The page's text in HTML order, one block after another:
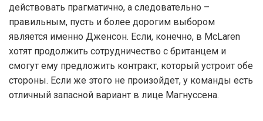
действовать прагматично, а следовательно –
правильным, пусть и более дорогим выбором
является именно Дженсон. Если, конечно, в McLaren
хотят продолжить сотрудничество с британцем и
смогут ему предложить контракт, который устроит обе
стороны. Если же этого не произойдет, у команды есть
отличный запасной вариант в лице Магнуссена.